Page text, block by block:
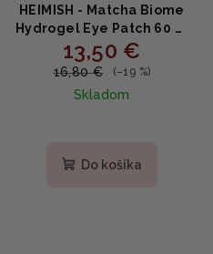
HEIMISH - Matcha Biome
Hydrogel Eye Patch 60 ks
- Hydrogélové náplasti s
matchou a probiotikami
13,50 €
16,80 € (–19 %)
Skladom
Do košíka